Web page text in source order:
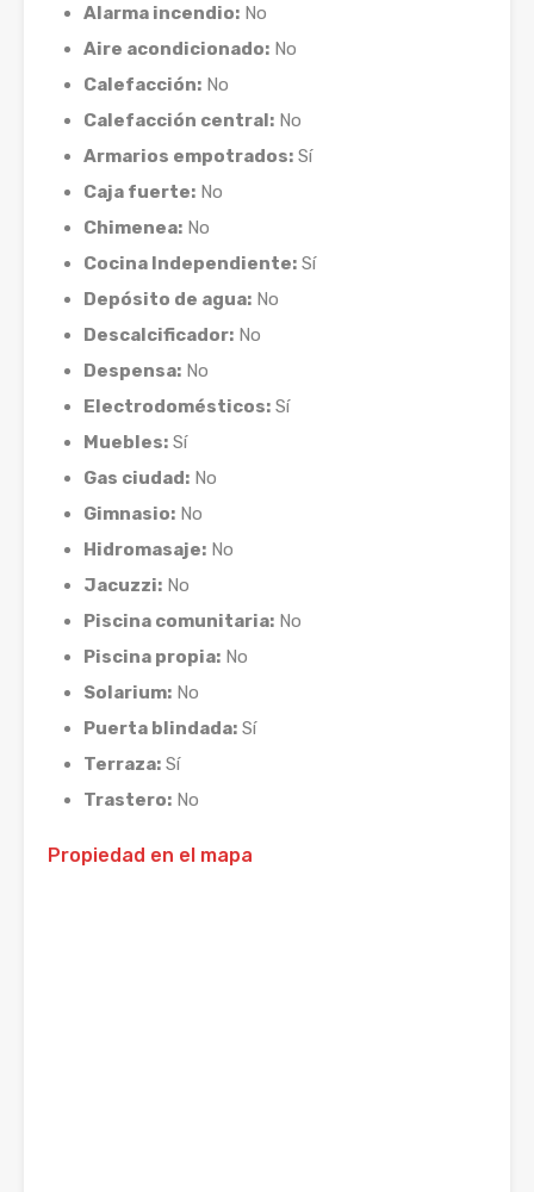
Alarma incendio: No
Aire acondicionado: No
Calefacción: No
Calefacción central: No
Armarios empotrados: Sí
Caja fuerte: No
Chimenea: No
Cocina Independiente: Sí
Depósito de agua: No
Descalcificador: No
Despensa: No
Electrodomésticos: Sí
Muebles: Sí
Gas ciudad: No
Gimnasio: No
Hidromasaje: No
Jacuzzi: No
Piscina comunitaria: No
Piscina propia: No
Solarium: No
Puerta blindada: Sí
Terraza: Sí
Trastero: No
Propiedad en el mapa